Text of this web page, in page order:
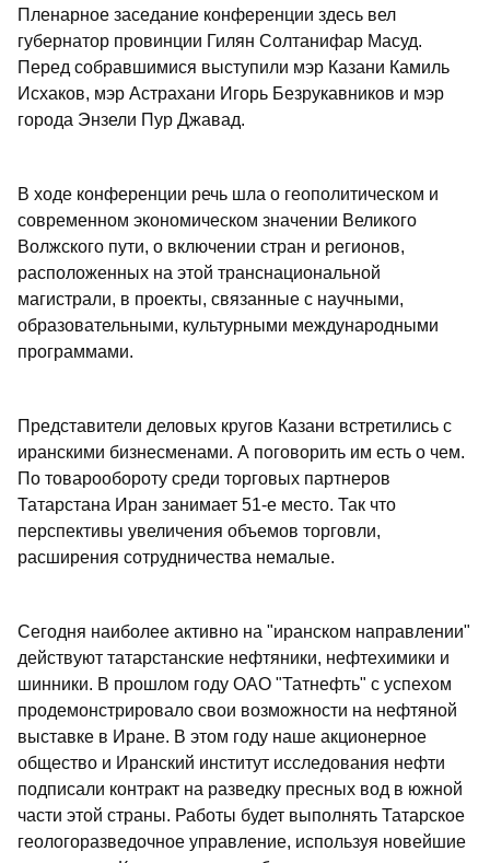
Пленарное заседание конференции здесь вел
губернатор провинции Гилян Солтанифар Масуд.
Перед собравшимися выступили мэр Казани Камиль
Исхаков, мэр Астрахани Игорь Безрукавников и мэр
города Энзели Пур Джавад.
В ходе конференции речь шла о геополитическом и
современном экономическом значении Великого
Волжского пути, о включении стран и регионов,
расположенных на этой транснациональной
магистрали, в проекты, связанные с научными,
образовательными, культурными международными
программами.
Представители деловых кругов Казани встретились с
иранскими бизнесменами. А поговорить им есть о чем.
По товарообороту среди торговых партнеров
Татарстана Иран занимает 51-е место. Так что
перспективы увеличения объемов торговли,
расширения сотрудничества немалые.
Сегодня наиболее активно на "иранском направлении"
действуют татарстанские нефтяники, нефтехимики и
шинники. В прошлом году ОАО "Татнефть" с успехом
продемонстрировало свои возможности на нефтяной
выставке в Иране. В этом году наше акционерное
общество и Иранский институт исследования нефти
подписали контракт на разведку пресных вод в южной
части этой страны. Работы будет выполнять Татарское
геологоразведочное управление, используя новейшие